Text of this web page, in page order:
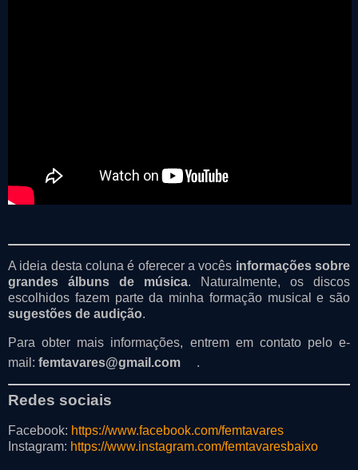
A ideia desta coluna é oferecer a vocês informações sobre
grandes álbuns de música. Naturalmente, os discos
escolhidos fazem parte da minha formação musical e são
sugestões de audição.
Para obter mais informações, entrem em contato pelo e-
mail: femtavares@gmail.com .
Redes sociais
Facebook: https://www.facebook.com/femtavares
Instagram: https://www.instagram.com/femtavaresbaixo